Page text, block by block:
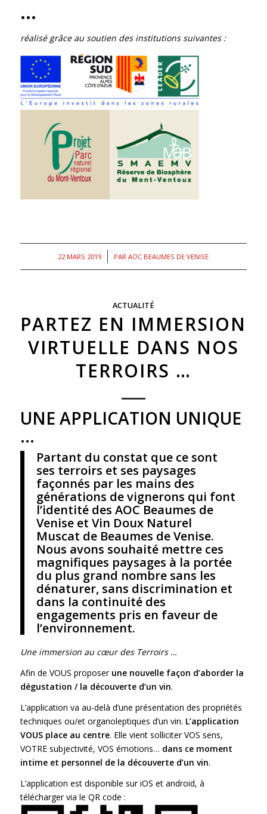
…
réalisé grâce au soutien des institutions suivantes :
22 MARS 2019
/ PARAOC BEAUMES DE VENISE
ACTUALITÉ
PARTEZ EN IMMERSION
VIRTUELLE DANS NOS
TERROIRS …
UNE APPLICATION UNIQUE
…
Partant du constat que ce sont
ses terroirs et ses paysages
façonnés par les mains des
générations de vignerons qui font
l’identité des AOC Beaumes de
Venise et Vin Doux Naturel
Muscat de Beaumes de Venise.
Nous avons souhaité mettre ces
magnifiques paysages à la portée
du plus grand nombre sans les
dénaturer, sans discrimination et
dans la continuité des
engagements pris en faveur de
l’environnement.
Une immersion au cœur des Terroirs …
Afin de VOUS proposer une nouvelle façon d’aborder la
dégustation / la découverte d’un vin.
L’application va au-delà d’une présentation des propriétés
techniques ou/et organoleptiques d’un vin. L’application
VOUS place au centre. Elle vient solliciter VOS sens,
VOTRE subjectivité, VOS émotions… dans ce moment
intime et personnel de la découverte d’un vin.
L’application est disponible sur iOS et android, à
télécharger via le QR code :